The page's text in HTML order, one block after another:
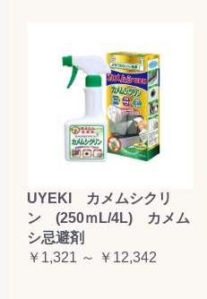
UYEKI カメムシクリ
ン (250ｍL/4L) カメム
シ忌避剤
￥1,321 ～ ￥12,342